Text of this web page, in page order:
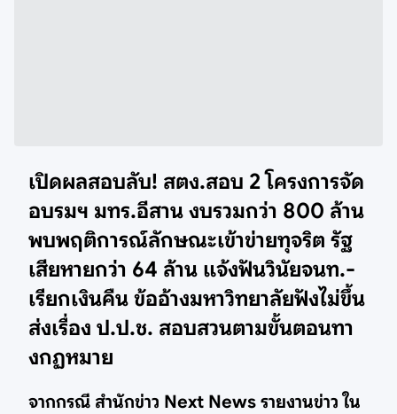
เปิดผลสอบลับ! สตง.สอบ 2 โครงการจัด
อบรมฯ มทร.อีสาน งบรวมกว่า 800 ล้าน
พบพฤติการณ์ลักษณะเข้าข่ายทุจริต รัฐ
เสียหายกว่า 64 ล้าน แจ้งฟันวินัยจนท.-
เรียกเงินคืน ข้ออ้างมหาวิทยาลัยฟังไม่ขึ้น
ส่งเรื่อง ป.ป.ช. สอบสวนตามขั้นตอนทา
งกฏหมาย
จากกรณี สำนักข่าว Next News รายงานข่าว ใน